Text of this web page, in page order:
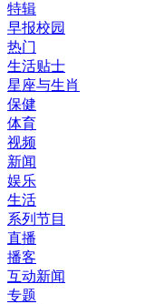
特辑
早报校园
热门
生活贴士
星座与生肖
保健
体育
视频
新闻
娱乐
生活
系列节目
直播
播客
互动新闻
专题